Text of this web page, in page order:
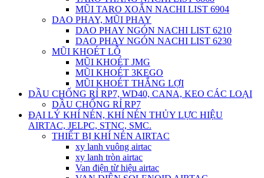
MŨI TARO XOẮN NACHI LIST 6904
DAO PHAY, MŨI PHAY
DAO PHAY NGÓN NACHI LIST 6210
DAO PHAY NGÓN NACHI LIST 6230
MŨI KHOÉT LỖ
MŨI KHOÉT JMG
MŨI KHOÉT 3KEGO
MŨI KHOÉT THẮNG LỢI
DẦU CHỐNG RỈ RP7, WD40, CANA, KEO CÁC LOẠI
DẦU CHỐNG RỈ RP7
ĐẠI LÝ KHÍ NÉN, KHÍ NÉN THỦY LỰC HIỆU
AIRTAC, JELPC, STNC, SMC.
THIẾT BỊ KHÍ NÉN AIRTAC
xy lanh vuông airtac
xy lanh tròn airtac
Van điện từ hiệu airtac